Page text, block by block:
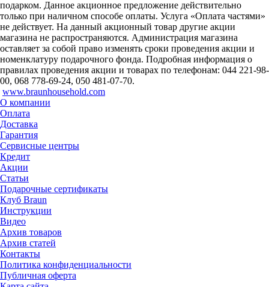
подарком. Данное акционное предложение действительно
только при наличном способе оплаты. Услуга «Оплата частями»
не действует. На данный акционный товар другие акции
магазина не распространяются. Администрация магазина
оставляет за собой право изменять сроки проведения акции и
номенклатуру подарочного фонда. Подробная информация о
правилах проведения акции и товарах по телефонам: 044 221-98-
00, 068 778-69-24, 050 481-07-70.
www.braunhousehold.com
О компании
Оплата
Доставка
Гарантия
Сервисные центры
Кредит
Акции
Статьи
Подарочные сертификаты
Клуб Braun
Инструкции
Видео
Архив товаров
Архив статей
Контакты
Политика конфиденциальности
Публичная оферта